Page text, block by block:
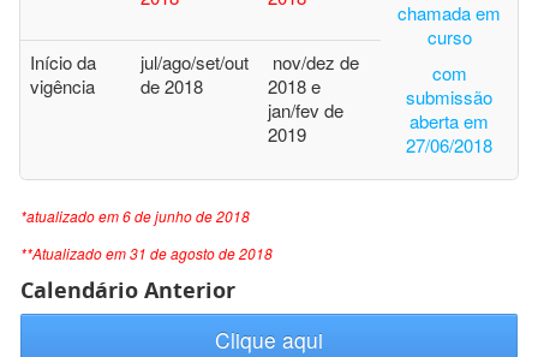
chamada em
curso
com
submissão
aberta em
27/06/2018
Início da
vigência
jul/ago/set/out
de 2018
nov/dez de
2018 e
jan/fev de
2019
*atualizado em 6 de junho de 2018
**Atualizado em 31 de agosto de 2018
Calendário Anterior
Clique aqui